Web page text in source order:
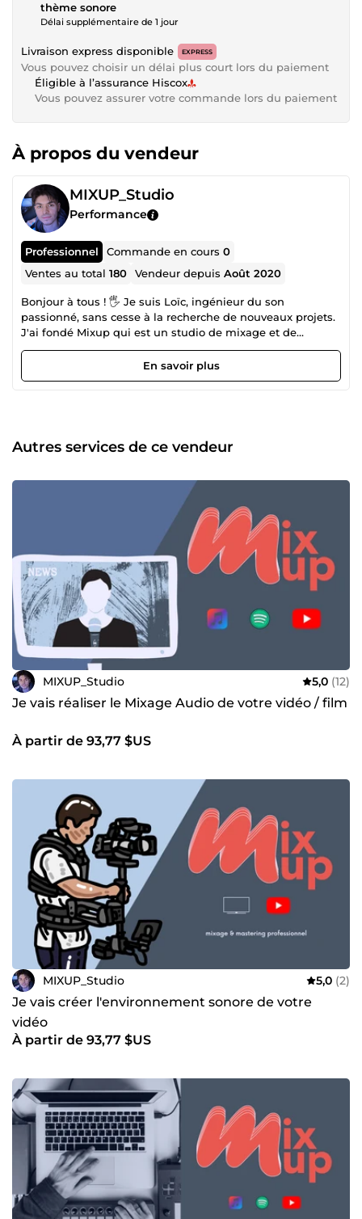
thème sonore
Délai supplémentaire de 1 jour
Livraison express disponible EXPRESS
Vous pouvez choisir un délai plus court lors du paiement
Éligible à l’assurance Hiscox
Vous pouvez assurer votre commande lors du paiement
À propos du vendeur
MIXUP_Studio
Performance
Professionnel Commande en cours0
Ventes au total180 Vendeur depuisAoût 2020
Bonjour à tous ! 🖐️ Je suis Loïc, ingénieur du son
passionné, sans cesse à la recherche de nouveaux projets.
J'ai fondé Mixup qui est un studio de mixage et de
mastering, mais aussi une plateforme qui propose des
formation pour aider les jeunes artistes et ingénieurs du
son à améliorer la qualité de leurs productions. Avec
avec diverses agences pour mixer et éditer le son de leurs
projets vidéo / audio. Mes Prestations : Mixage &amp;
Genelec 8040 Sub Focal One Carte son RME Micro Warm
Audio WA8000 Préampli Cartec Audio Compresseur API
audio 525 Compresseur SA-1A5 Traitement acoustique
Plugins Fabfilter, waves, plugin alliance, kazrog, sonible...
N'hésitez pas si vous avez une question !
En savoir plus
Autres services de ce vendeur
MIXUP_Studio 5,0 (12)
Je vais réaliser le Mixage Audio de votre vidéo / film
À partir de 93,77 $US
MIXUP_Studio 5,0 (2)
Je vais créer l'environnement sonore de votre
vidéo
À partir de 93,77 $US